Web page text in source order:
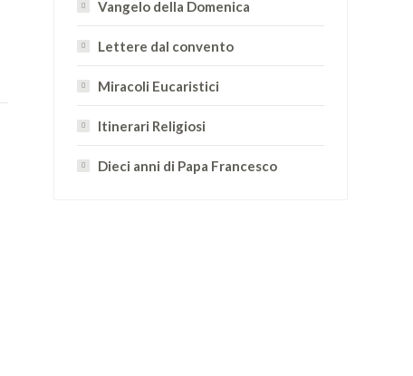
Vangelo della Domenica
Lettere dal convento
Miracoli Eucaristici
Itinerari Religiosi
Dieci anni di Papa Francesco